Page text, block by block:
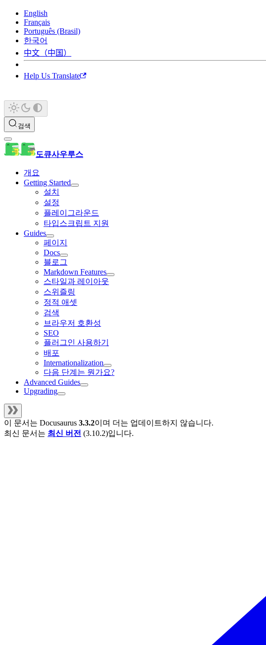
English
Français
Português (Brasil)
한국어
中文（中国）
Help Us Translate
검색
도큐사우루스
개요
Getting Started
설치
설정
플레이그라운드
타입스크립트 지원
Guides
페이지
Docs
블로그
Markdown Features
스타일과 레이아웃
스위즐링
정적 애셋
검색
브라우저 호환성
SEO
플러그인 사용하기
배포
Internationalization
다음 단계는 뭔가요?
Advanced Guides
Upgrading
이 문서는 Docusaurus 3.3.2이며 더는 업데이트하지 않습니다.
최신 문서는 최신 버전 (3.10.2)입니다.